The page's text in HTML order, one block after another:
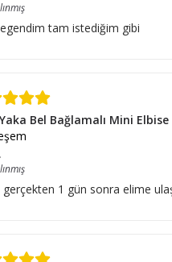
tam istediğim gibi
Bel Bağlamalı Mini Elbise
gerçekten 1 gün sonra elime